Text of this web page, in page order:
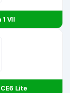
VII
Lite